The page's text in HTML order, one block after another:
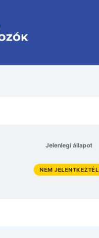
Jelenlegi állapot
NEM JELENTKEZTÉL